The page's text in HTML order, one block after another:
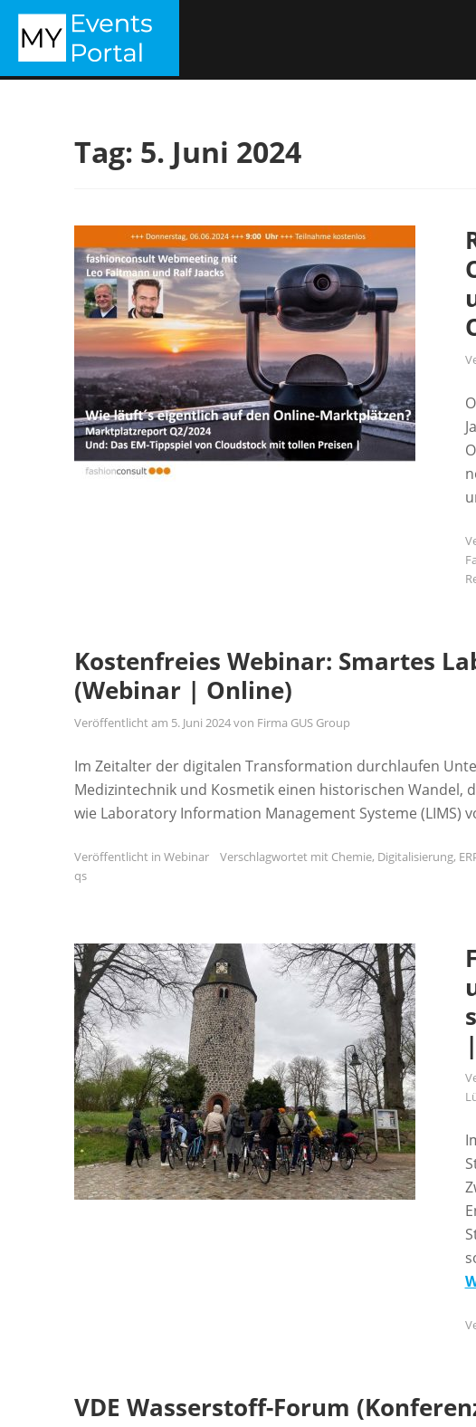
Zum
Inhalt
springen
Tag: 5. Juni 2024
Kostenfreies Webinar: Smartes
(Webinar | Online)
Veröffentlicht am 5. Juni 2024von Firma GUS Group
Im Zeitalter der digitalen Transformation durchlaufen
Medizintechnik und Kosmetik einen historischen
wie Laboratory Information Management Systeme (LIMS)
Veröffentlicht in Webinar Verschlagwortet mit Chemie, Digitalisierung,
qs
VDE Wasserstoff-Forum